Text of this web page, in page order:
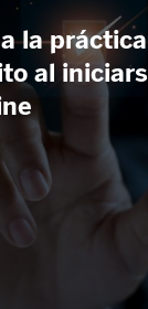
la
al